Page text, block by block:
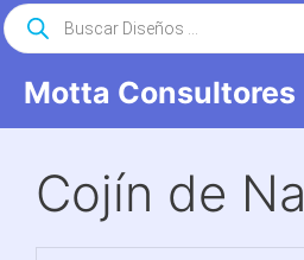
Saltar
al
Motta Consultores
Búsqueda
de
productos
Cojín de